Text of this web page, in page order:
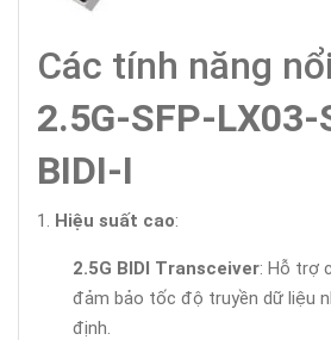
Các tính năng
2.5G-SFP-
BIDI-I
Hiệu suất cao:
2.5G BIDI Transceiver: Hỗ trợ
đảm bảo tốc độ truyền dữ liệu
định.